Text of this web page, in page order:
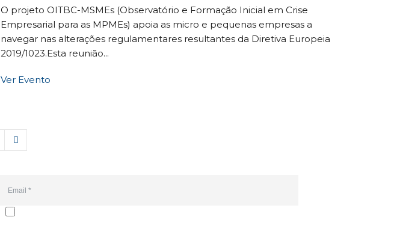
O projeto OITBC-MSMEs (Observatório e Formação Inicial em Crise
Empresarial para as MPMEs) apoia as micro e pequenas empresas a
navegar nas alterações regulamentares resultantes da Diretiva Europeia
2019/1023.Esta reunião...
Ver Evento
Autorizo o envio da newsletter e de comunicações da Oporto Forte Group. A